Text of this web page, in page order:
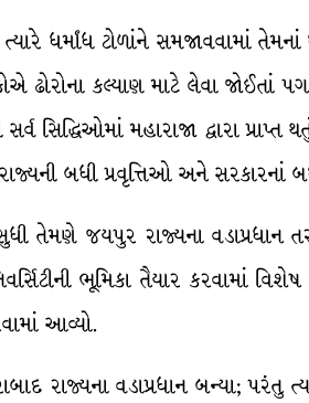
ધર્માંધ ટોળાંને સમજાવવામાં તેમનાં
ઢોરોના કલ્યાણ માટે લેવા જોઈતાં
સિદ્ધિઓમાં મહારાજા દ્વારા
બધી પ્રવૃત્તિઓ અને
તેમણે જયપુર રાજ્યના વડાપ્રધાન
ભૂમિકા તૈયાર કરવામાં
આવ્યો.
રાજ્યના વડાપ્રધાન બન્યા;